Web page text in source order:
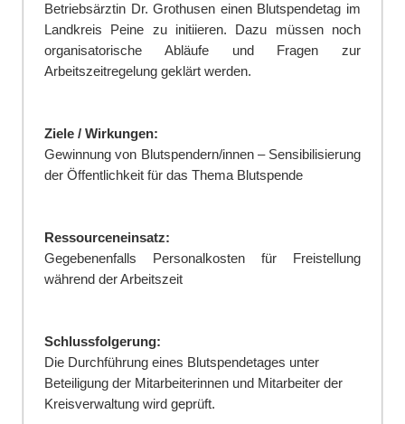
Betriebsärztin Dr. Grothusen einen Blutspendetag im
Landkreis Peine zu initiieren. Dazu müssen noch
organisatorische Abläufe und Fragen zur
Arbeitszeitregelung geklärt werden.
Ziele / Wirkungen:
Gewinnung von Blutspendern/innen– Sensibilisierung
der Öffentlichkeit für das Thema Blutspende
Ressourceneinsatz:
Gegebenenfalls Personalkosten für Freistellung
während der Arbeitszeit
Schlussfolgerung:
Die Durchführung eines Blutspendetages unter
Beteiligung der Mitarbeiterinnen und Mitarbeiter der
Kreisverwaltung wird geprüft.